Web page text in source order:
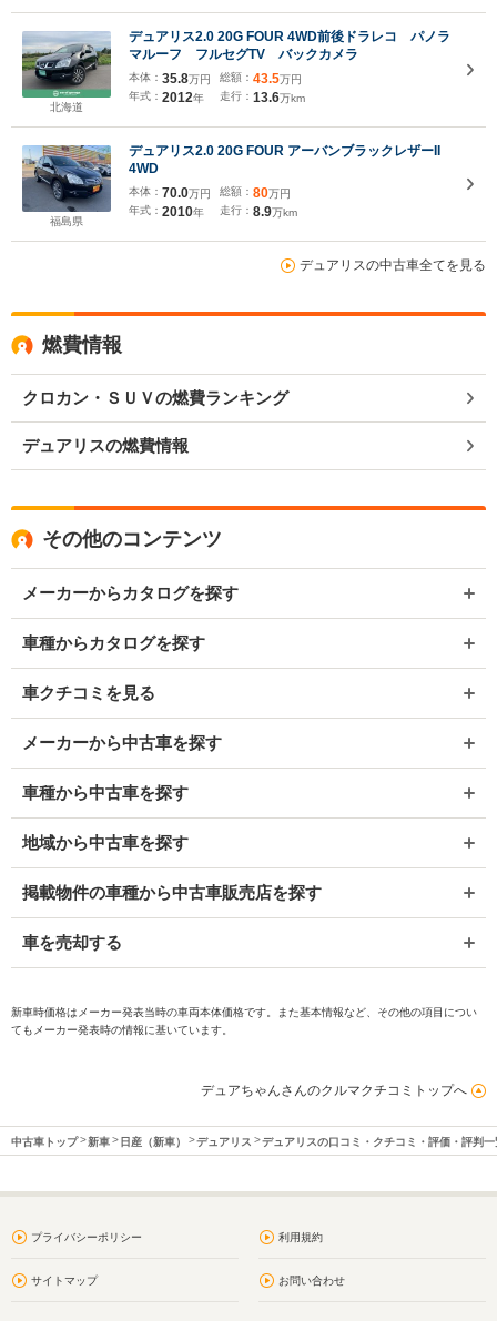
北海道
デュアリス2.0 20G FOUR 4WD前後ドラレコ パノラ
マルーフ フルセグTV バックカメラ
本体： 35.8万円
年式： 2012年
総額： 43.5万円
走行： 13.6万km
福島県
デュアリス2.0 20G FOUR アーバンブラックレザーII
4WD
本体： 70.0万円
年式： 2010年
総額： 80万円
走行： 8.9万km
デュアリスの中古車全てを見る
燃費情報
クロカン・ＳＵＶの燃費ランキング
デュアリスの燃費情報
その他のコンテンツ
メーカーからカタログを探す
車種からカタログを探す
車クチコミを見る
メーカーから中古車を探す
車種から中古車を探す
地域から中古車を探す
掲載物件の車種から中古車販売店を探す
車を売却する
新車時価格はメーカー発表当時の車両本体価格です。また基本情報など、その他の項目につい
てもメーカー発表時の情報に基いています。
デュアちゃんさんのクルマクチコミトップへ
中古車トップ 新車 日産（新車） デュアリス デュアリスの口コミ・クチコミ・評価・評判一
プライバシーポリシー 利用規約
サイトマップ お問い合わせ